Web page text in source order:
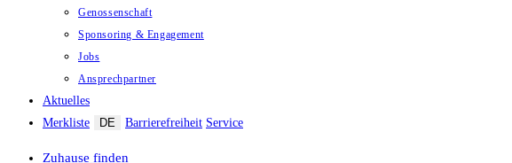
Genossenschaft
Sponsoring & Engagement
Jobs
Ansprechpartner
Aktuelles
Merkliste
DE Barrierefreiheit Service
Zuhause finden